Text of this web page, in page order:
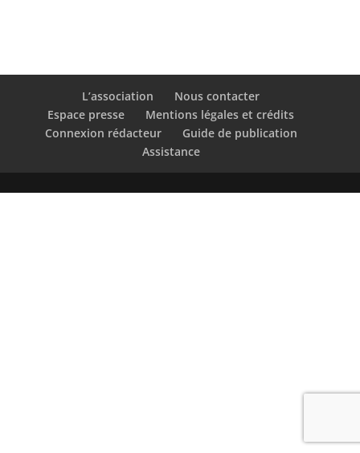
L’association
Nous contacter
Espace presse
Mentions légales et crédits
Connexion rédacteur
Guide de publication
Assistance